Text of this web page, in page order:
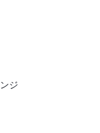
ジ